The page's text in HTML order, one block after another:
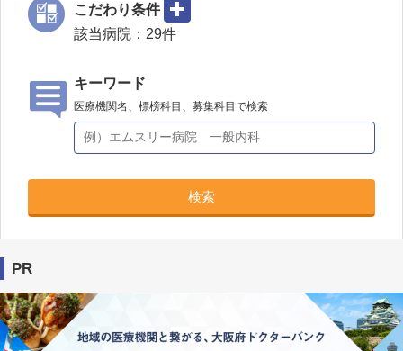
こだわり条件
該当病院： 29件
キーワード
医療機関名、標榜科目、募集科目で検索
検索
PR